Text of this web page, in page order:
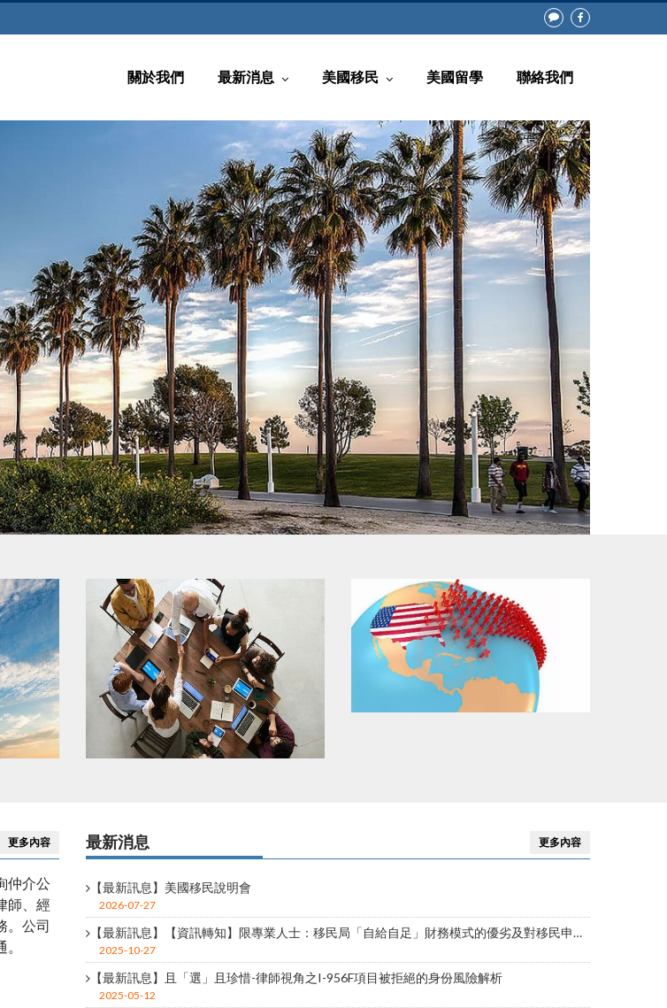
關於我們 最新消息 美國移民 美國留學 聯絡我們
更多內容
仲介公
師、經
。公司
最新消息 更多內容
【最新訊息】美國移民說明會
2026-07-27
【最新訊息】【資訊轉知】限專業人士：移民局「自給自足」財務模式的優劣及對移民申請的影響
2025-10-27
【最新訊息】且「選」且珍惜-律師視角之I-956F項目被拒絕的身份風險解析
2025-05-12